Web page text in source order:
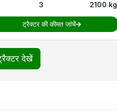
3 2100 kg
ट्रैक्टर की कीमत जांचें
देखें